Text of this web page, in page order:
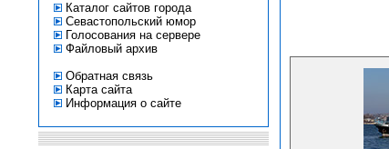
Каталог сайтов города
Севастопольский юмор
Голосования на сервере
Файловый архив
Обратная связь
Карта сайта
Информация о сайте